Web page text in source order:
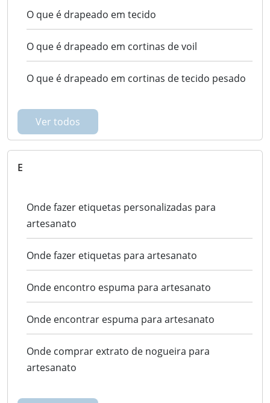
O que é drapeado em tecido
O que é drapeado em cortinas de voil
O que é drapeado em cortinas de tecido pesado
Ver todos
E
Onde fazer etiquetas personalizadas para
artesanato
Onde fazer etiquetas para artesanato
Onde encontro espuma para artesanato
Onde encontrar espuma para artesanato
Onde comprar extrato de nogueira para
artesanato